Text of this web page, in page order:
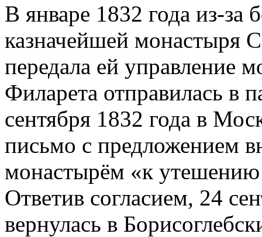
В январе 1832 года из-за
казначейшей монастыря
передала ей управление
Филарета отправилась в
сентября 1832 года в
письмо с предложением
монастырём «к
Ответив согласием, 24
вернулась в